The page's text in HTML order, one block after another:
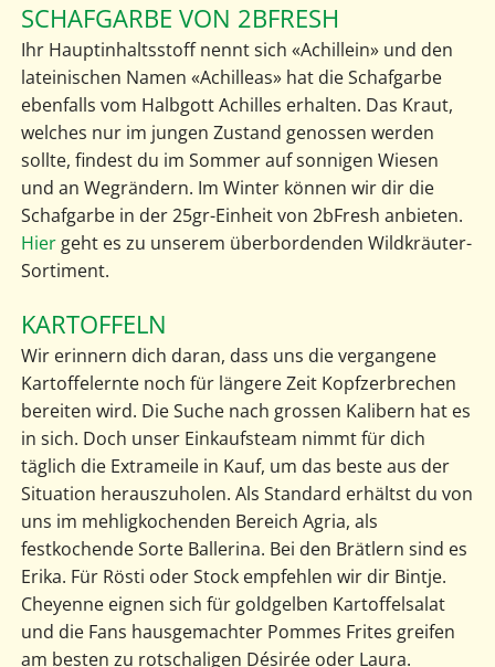
SCHAFGARBE VON 2BFRESH
Ihr Hauptinhaltsstoff nennt sich «Achillein» und den
lateinischen Namen «Achilleas» hat die Schafgarbe
ebenfalls vom Halbgott Achilles erhalten. Das Kraut,
welches nur im jungen Zustand genossen werden
sollte, findest du im Sommer auf sonnigen Wiesen
und an Wegrändern. Im Winter können wir dir die
Schafgarbe in der 25gr-Einheit von 2bFresh anbieten.
Hiergeht es zu unserem überbordenden Wildkräuter-
Sortiment.
KARTOFFELN
Wir erinnern dich daran, dass uns die vergangene
Kartoffelernte noch für längere Zeit Kopfzerbrechen
bereiten wird. Die Suche nach grossen Kalibern hat es
in sich. Doch unser Einkaufsteam nimmt für dich
täglich die Extrameile in Kauf, um das beste aus der
Situation herauszuholen. Als Standard erhältst du von
uns im mehligkochenden Bereich Agria, als
festkochende Sorte Ballerina. Bei den Brätlern sind es
Erika. Für Rösti oder Stock empfehlen wir dir Bintje.
Cheyenne eignen sich für goldgelben Kartoffelsalat
und die Fans hausgemachter Pommes Frites greifen
am besten zu rotschaligen Désirée oder Laura.